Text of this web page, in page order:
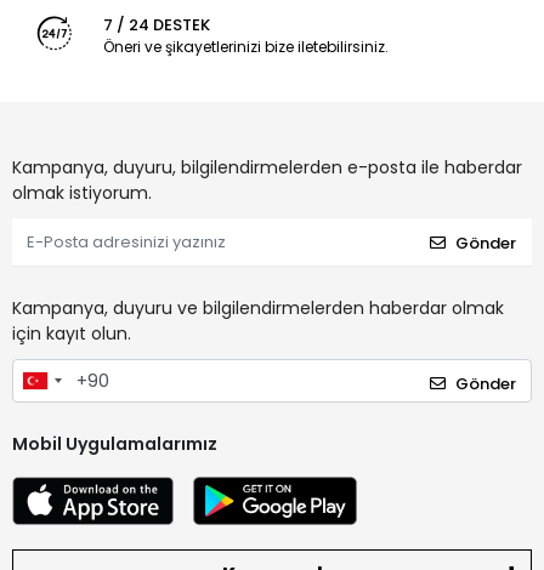
7 / 24 DESTEK
Öneri ve şikayetlerinizi bize iletebilirsiniz.
Kampanya, duyuru, bilgilendirmelerden e-posta ile haberdar
olmak istiyorum.
Gönder
Kampanya, duyuru ve bilgilendirmelerden haberdar olmak
için kayıt olun.
Gönder
Mobil Uygulamalarımız